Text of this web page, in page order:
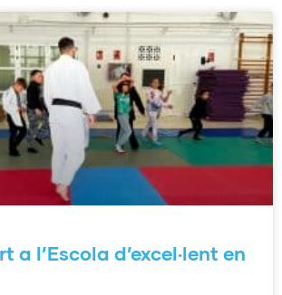
a l’Escola d’excel·lent en